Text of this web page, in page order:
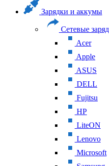
Зарядки и аккумы
Сетевые
Acer
Apple
ASUS
DELL
Fujitsu
HP
LiteON
Lenovo
Microsoft